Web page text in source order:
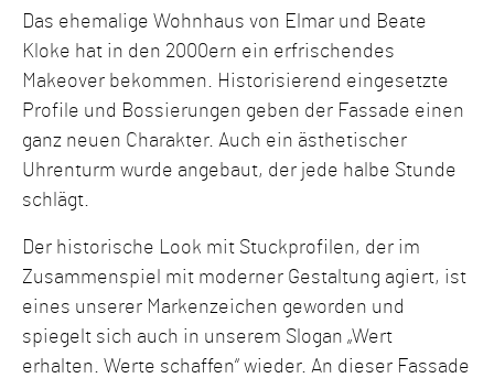
Das ehemalige Wohnhaus von Elmar und Beate
Kloke hat in den 2000ern ein erfrischendes
Makeover bekommen. Historisierend eingesetzte
Profile und Bossierungen geben der Fassade einen
ganz neuen Charakter. Auch ein ästhetischer
Uhrenturm wurde angebaut, der jede halbe Stunde
schlägt.
Der historische Look mit Stuckprofilen, der im
Zusammenspiel mit moderner Gestaltung agiert, ist
eines unserer Markenzeichen geworden und
spiegelt sich auch in unserem Slogan „Wert
erhalten. Werte schaffen“ wieder. An dieser Fassade